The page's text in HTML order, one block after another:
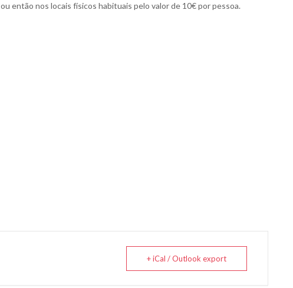
ou então nos locais físicos habituais pelo valor de 10€ por pessoa.
+ iCal / Outlook export